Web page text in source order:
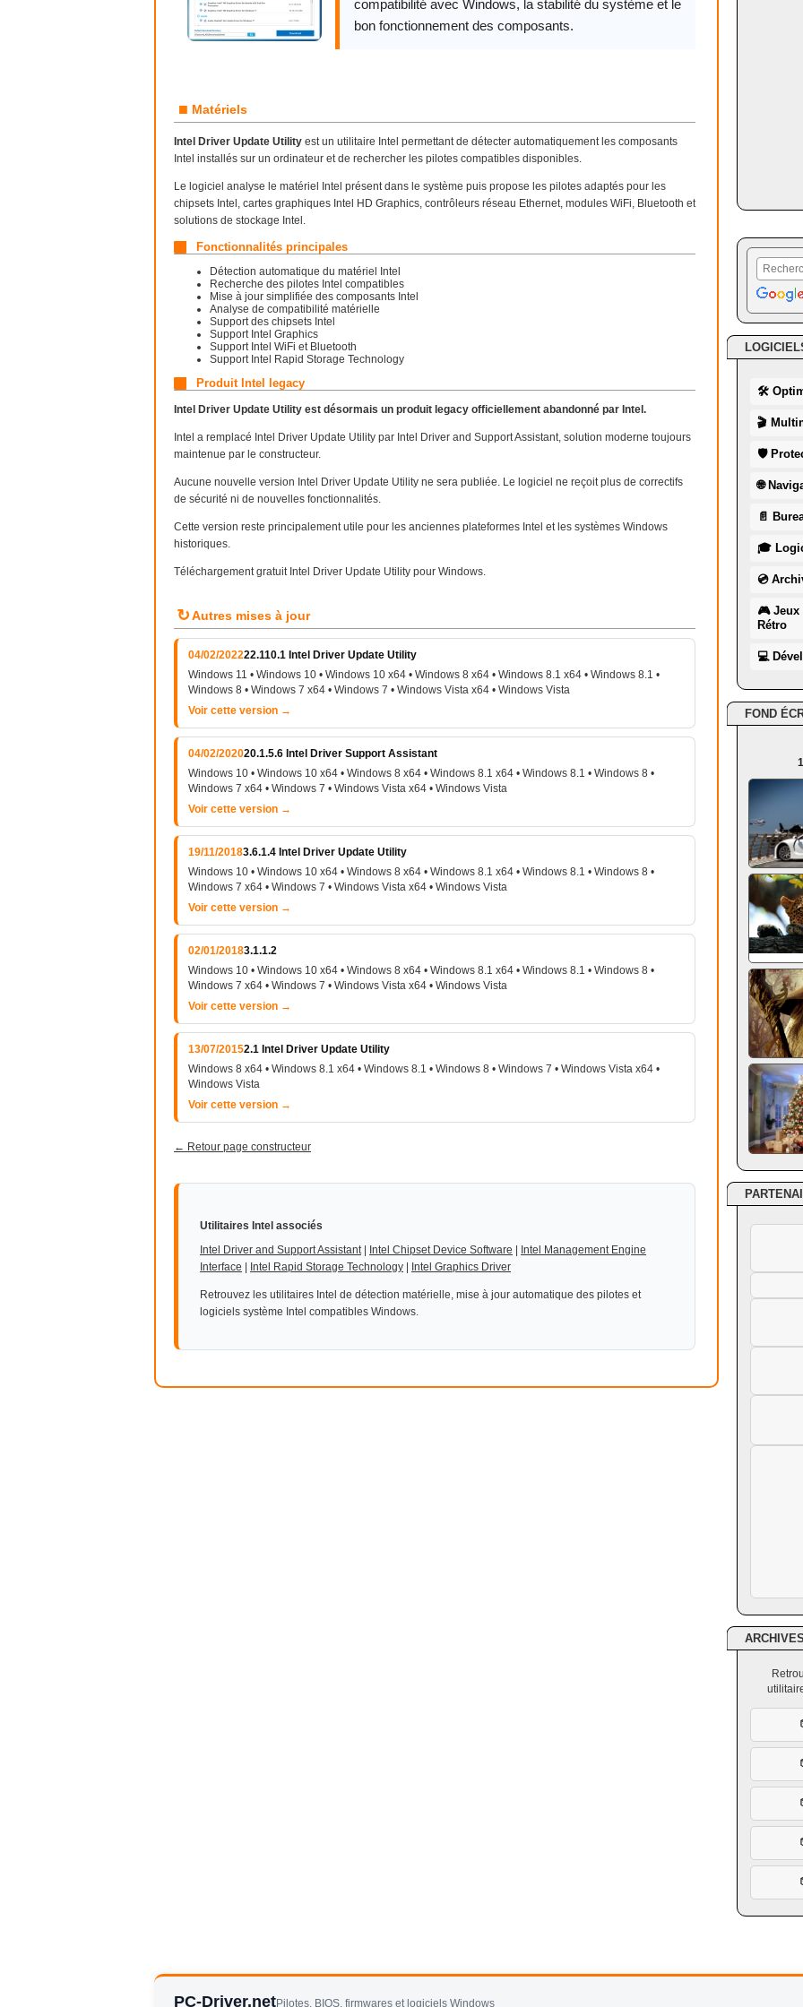
compatibilité avec Windows, la stabilité du système et le
bon fonctionnement des composants.
■ Matériels
Intel Driver Update Utility est un utilitaire Intel permettant de détecter automatiquement les composants
Intel installés sur un ordinateur et de rechercher les pilotes compatibles disponibles.
Le logiciel analyse le matériel Intel présent dans le système puis propose les pilotes adaptés pour les
chipsets Intel, cartes graphiques Intel HD Graphics, contrôleurs réseau Ethernet, modules WiFi, Bluetooth et
solutions de stockage Intel.
Fonctionnalités principales
Détection automatique du matériel Intel
Recherche des pilotes Intel compatibles
Mise à jour simplifiée des composants Intel
Analyse de compatibilité matérielle
Support des chipsets Intel
Support Intel Graphics
Support Intel WiFi et Bluetooth
Support Intel Rapid Storage Technology
Produit Intel legacy
Intel Driver Update Utility est désormais un produit legacy officiellement abandonné par Intel.
Intel a remplacé Intel Driver Update Utility par Intel Driver and Support Assistant, solution moderne toujours
maintenue par le constructeur.
Aucune nouvelle version Intel Driver Update Utility ne sera publiée. Le logiciel ne reçoit plus de correctifs
de sécurité ni de nouvelles fonctionnalités.
Cette version reste principalement utile pour les anciennes plateformes Intel et les systèmes Windows
historiques.
Téléchargement gratuit Intel Driver Update Utility pour Windows.
↻Autres mises à jour
04/02/202222.110.1 Intel Driver Update Utility
Windows 11 • Windows 10 • Windows 10 x64 • Windows 8 x64 • Windows 8.1 x64 • Windows 8.1 •
Windows 8 • Windows 7 x64 • Windows 7 • Windows Vista x64 • Windows Vista
Voir cette version →
04/02/202020.1.5.6 Intel Driver Support Assistant
Windows 10 • Windows 10 x64 • Windows 8 x64 • Windows 8.1 x64 • Windows 8.1 • Windows 8 •
Windows 7 x64 • Windows 7 • Windows Vista x64 • Windows Vista
Voir cette version →
19/11/20183.6.1.4 Intel Driver Update Utility
Windows 10 • Windows 10 x64 • Windows 8 x64 • Windows 8.1 x64 • Windows 8.1 • Windows 8 •
Windows 7 x64 • Windows 7 • Windows Vista x64 • Windows Vista
Voir cette version →
02/01/20183.1.1.2
Windows 10 • Windows 10 x64 • Windows 8 x64 • Windows 8.1 x64 • Windows 8.1 • Windows 8 •
Windows 7 x64 • Windows 7 • Windows Vista x64 • Windows Vista
Voir cette version →
13/07/20152.1 Intel Driver Update Utility
Windows 8 x64 • Windows 8.1 x64 • Windows 8.1 • Windows 8 • Windows 7 • Windows Vista x64 •
Windows Vista
Voir cette version →
← Retour page constructeur
Utilitaires Intel associés
Intel Driver and Support Assistant| Intel Chipset Device Software
Intel Management Engine
Interface
Intel Rapid Storage Technology Intel Graphics Driver
Retrouvez les utilitaires Intel de détection matérielle, mise à jour automatique des pilotes et
logiciels système Intel compatibles Windows.
🛠
🎬
🛡
🌐
📄
🎓
💿
🎮 Jeux
Rétro
💻
FOND
PC-Driver.netPilotes, BIOS, firmwares et logiciels Windows